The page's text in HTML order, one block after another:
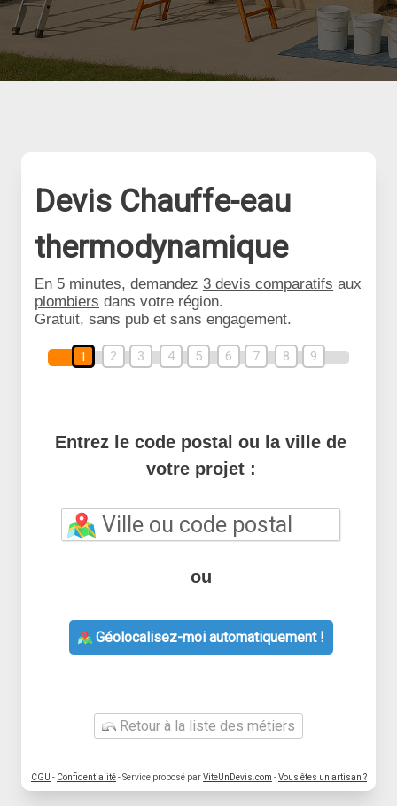
Devis Chauffe-eau
thermodynamique
En 5 minutes, demandez 3 devis comparatifs aux
plombiers dans votre région.
Gratuit, sans pub et sans engagement.
1 2 3 4 5 6 7 8 9
Entrez le code postal ou la ville de
votre projet :
ou
Géolocalisez-moi automatiquement !
Retour à la liste des métiers
CGU - Confidentialité- Service proposé parViteUnDevis.com -Vous êtes un artisan ?